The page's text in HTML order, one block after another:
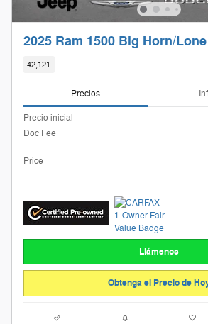
2025 Ram 1500 Big Horn/
42,121
Precios
Precio inicial
Doc Fee
Price
Llámenos
Obtenga el Precio de